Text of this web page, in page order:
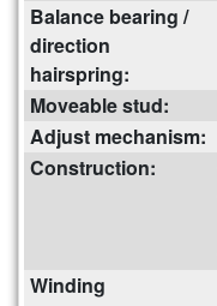
Balance bearing /
direction
hairspring:
Moveable stud:
Adjust mechanism:
Construction:
Winding